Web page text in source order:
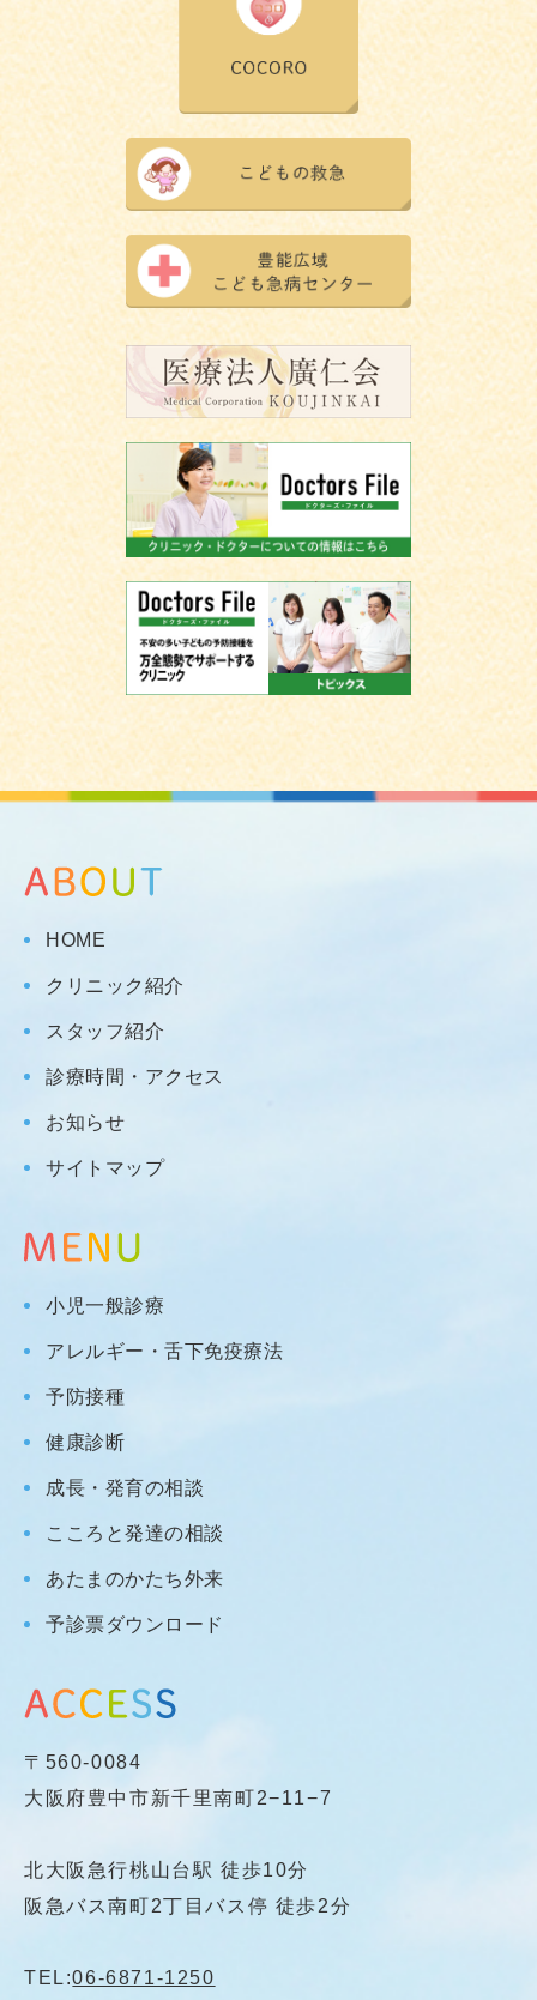
HOME
クリニック紹介
スタッフ紹介
診療時間・アクセス
お知らせ
サイトマップ
小児一般診療
アレルギー・舌下免疫療法
予防接種
健康診断
成長・発育の相談
こころと発達の相談
あたまのかたち外来
予診票ダウンロード
〒560-0084
大阪府豊中市新千里南町2−11−7
北大阪急行桃山台駅 徒歩10分
阪急バス南町2丁目バス停 徒歩2分
TEL:06-6871-1250